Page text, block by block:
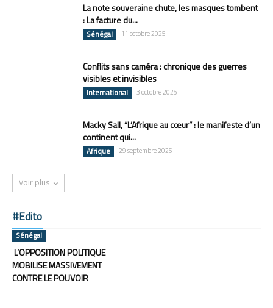
La note souveraine chute, les masques tombent
: La facture du...
Sénégal 11 octobre 2025
Conflits sans caméra : chronique des guerres
visibles et invisibles
International 3 octobre 2025
Macky Sall, “L’Afrique au cœur” : le manifeste d’un
continent qui...
Afrique 29 septembre 2025
Voir plus
#Edito
Sénégal
L’OPPOSITION POLITIQUE
MOBILISE MASSIVEMENT
CONTRE LE POUVOIR